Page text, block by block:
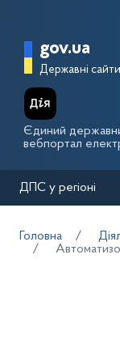
Головна
gov.ua
Державні
Єдиний
вебпортал
ДПС у регіоні
Головна